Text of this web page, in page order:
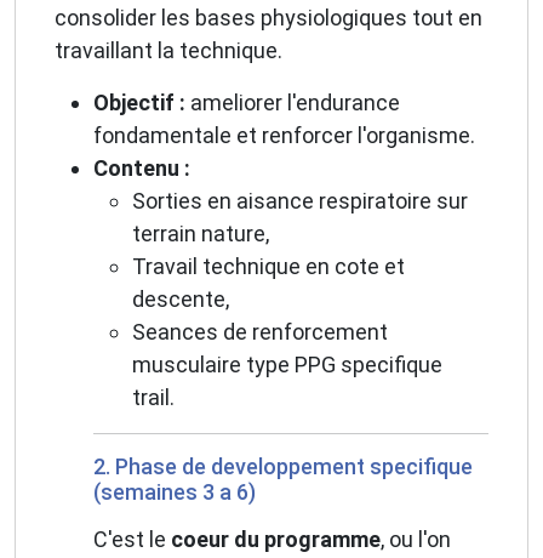
consolider les bases physiologiques tout en
travaillant la technique.
Objectif : ameliorer l'endurance
fondamentale et renforcer l'organisme.
Contenu :
Sorties en aisance respiratoire sur
terrain nature,
Travail technique en cote et
descente,
Seances de renforcement
musculaire type PPG specifique
trail.
2. Phase de developpement specifique
(semaines 3 a 6)
C'est le coeur du programme, ou l'on